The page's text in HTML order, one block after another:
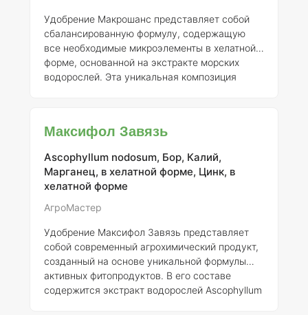
Удобрение Макрошанс представляет собой
сбалансированную формулу, содержащую
все необходимые микроэлементы в хелатной
форме, основанной на экстракте морских
водорослей. Эта уникальная композиция
дефициты микроэлементов. Макрошанс
почвах с низким содержанием питательных
веществ, а также для высокоурожайных
зерновых культур, которые требуют
интенсивной подкормки. Благодаря высокому
Максифол Завязь
Ascophyllum nodosum, Бор, Калий,
Марганец, в хелатной форме, Цинк, в
хелатной форме
АгроМастер
Удобрение Максифол Завязь представляет
собой современный агрохимический продукт,
созданный на основе уникальной формулы
активных фитопродуктов. В его составе
содержится экстракт водорослей Ascophyllum